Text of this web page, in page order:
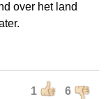
over het land
1 6